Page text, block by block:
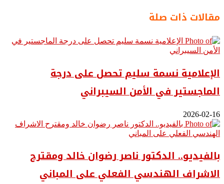
مقالات ذات صلة
الإعلامية نسمة سليم تحصل على درجة
الماجستير في الأمن السيبراني
2026-02-16
بالفيديو.. ‎الدكتور ناصر رضوان خالد ومقترح
الاشراف الهندسي الفعلي على المباني